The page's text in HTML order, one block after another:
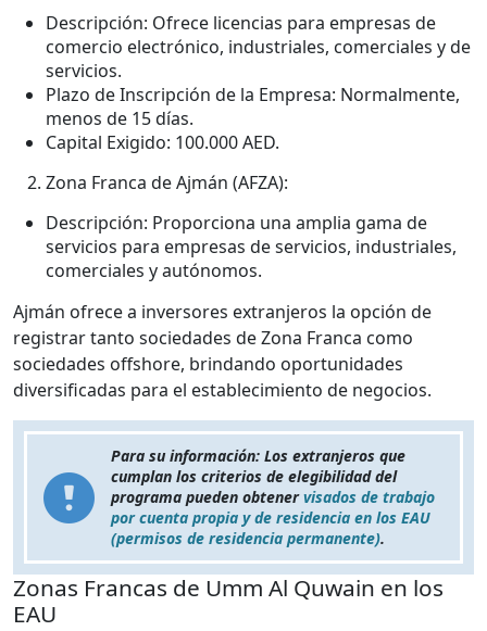
Descripción: Ofrece licencias para empresas de
comercio electrónico, industriales, comerciales y de
servicios.
Plazo de Inscripción de la Empresa: Normalmente,
menos de 15 días.
Capital Exigido: 100.000 AED.
Zona Franca de Ajmán (AFZA):
Descripción: Proporciona una amplia gama de
servicios para empresas de servicios, industriales,
comerciales y autónomos.
Ajmán ofrece a inversores extranjeros la opción de
registrar tanto sociedades de Zona Franca como
sociedades offshore, brindando oportunidades
diversificadas para el establecimiento de negocios.
Para su información: Los extranjeros que
cumplan los criterios de elegibilidad del
programa pueden obtenervisados de trabajo
por cuenta propia y de residencia en los EAU
(permisos de residencia permanente).
Zonas Francas de Umm Al Quwain en los
EAU